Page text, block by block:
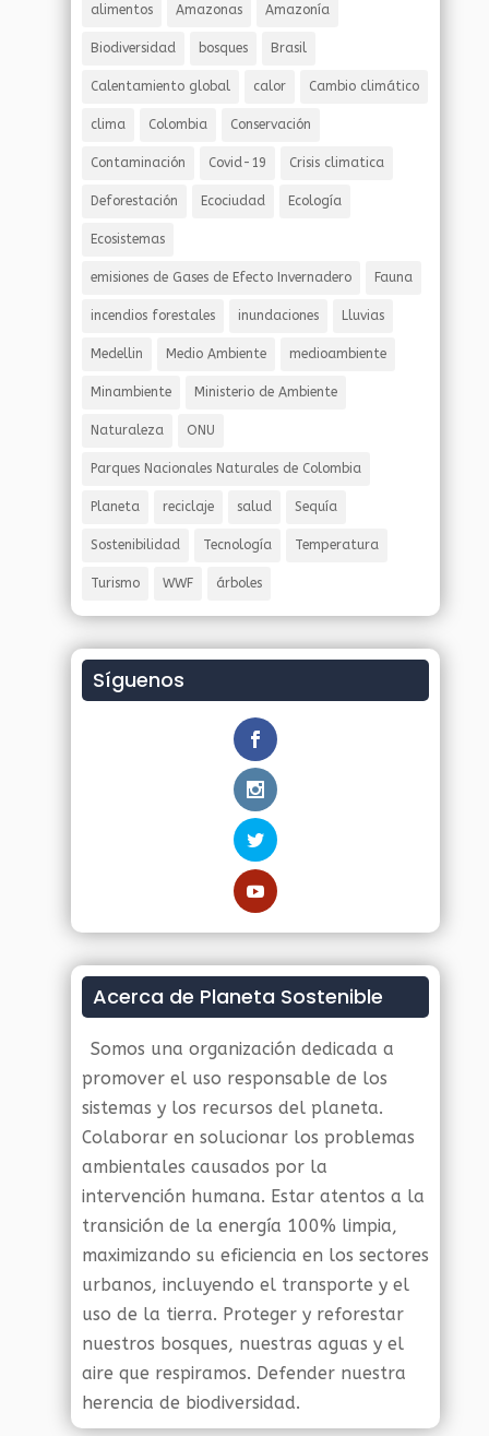
alimentos Amazonas Amazonía
Biodiversidad bosques Brasil
Calentamiento global calor Cambio climático
clima Colombia Conservación
Contaminación Covid-19 Crisis climatica
Deforestación Ecociudad Ecología
Ecosistemas
emisiones de Gases de Efecto Invernadero Fauna
incendios forestales inundaciones Lluvias
Medellin Medio Ambiente medioambiente
Minambiente Ministerio de Ambiente
Naturaleza ONU
Parques Nacionales Naturales de Colombia
Planeta reciclaje salud Sequía
Sostenibilidad Tecnología Temperatura
Turismo WWF árboles
Síguenos
Acerca de Planeta Sostenible
Somos una organización dedicada a
promover el uso responsable de los
sistemas y los recursos del planeta.
Colaborar en solucionar los problemas
ambientales causados por la
intervención humana. Estar atentos a la
transición de la energía 100% limpia,
maximizando su eficiencia en los sectores
urbanos, incluyendo el transporte y el
uso de la tierra. Proteger y reforestar
nuestros bosques, nuestras aguas y el
aire que respiramos. Defender nuestra
herencia de biodiversidad.